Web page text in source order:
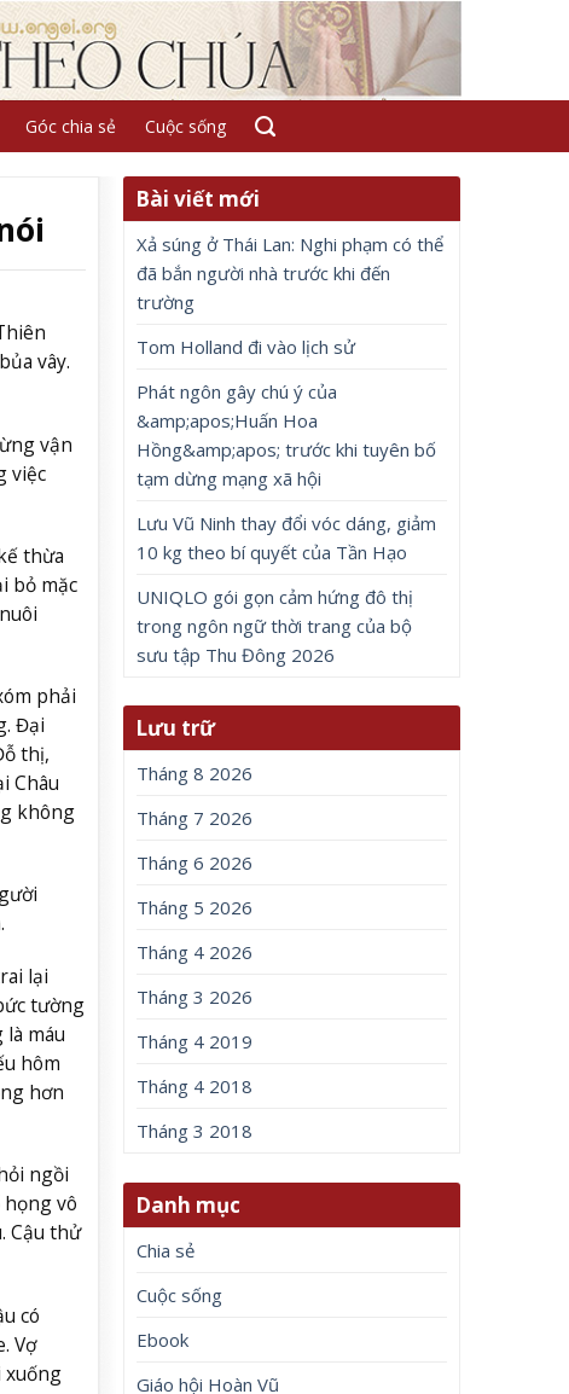
Góc chia sẻ Cuộc sống
vây.
vận
việc
thừa
bỏ mặc
phải
Đại
thị,
Châu
không
lại
tường
máu
hôm
hơn
ngồi
vô
Cậu thử
có
Vợ
xuống
Bài viết mới
Xả súng ở Thái Lan: Nghi phạm có thể
đã bắn người nhà trước khi đến
trường
Tom Holland đi vào lịch sử
Phát ngôn gây chú ý của
&amp;apos;Huấn Hoa
Hồng&amp;apos; trước khi tuyên bố
tạm dừng mạng xã hội
Lưu Vũ Ninh thay đổi vóc dáng, giảm
10 kg theo bí quyết của Tần Hạo
UNIQLO gói gọn cảm hứng đô thị
trong ngôn ngữ thời trang của bộ
sưu tập Thu Đông 2026
Lưu trữ
Tháng 8 2026
Tháng 7 2026
Tháng 6 2026
Tháng 5 2026
Tháng 4 2026
Tháng 3 2026
Tháng 4 2019
Tháng 4 2018
Tháng 3 2018
Danh mục
Chia sẻ
Cuộc sống
Ebook
Giáo hội Hoàn Vũ